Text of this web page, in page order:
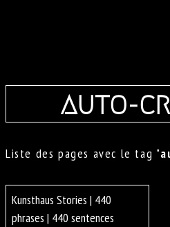
auto-
Liste des pages avec le tag "
Kunsthaus Stories | 440
phrases | 440 sentences